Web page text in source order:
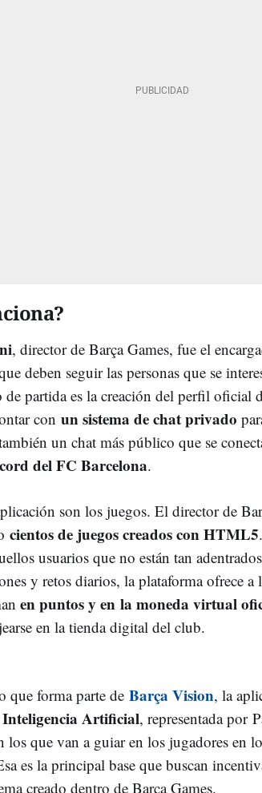
, director de Barça Games, fue el
deben seguir las personas que se
partida es la creación del perfil oficial
con un sistema de chat privado
un chat más público que se
del FC Barcelona.
son los juegos. El director de
cientos de juegos creados con HTML5
usuarios que no están tan
y retos diarios, la plataforma ofrece a
en puntos y en la moneda virtual
en la tienda digital del club.
que forma parte de Barça Vision, la
Inteligencia Artificial, representada por
los que van a guiar en los jugadores en
es la principal base que buscan
creado dentro de Barça Games.